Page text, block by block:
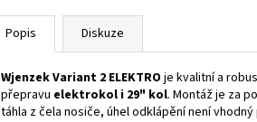
Popis Diskuze
Wjenzek Variant 2 ELEKTRO je kvalitní a
přepravu elektrokol i 29" kol. Montáž je za
táhla z čela nosiče, úhel odklápění není